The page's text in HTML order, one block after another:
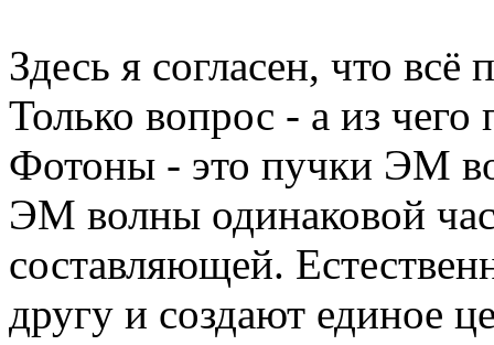
Здесь я согласен, что
Только вопрос - а из
Фотоны - это пучки ЭМ
ЭМ волны одинаковой
составляющей.
другу и создают единое